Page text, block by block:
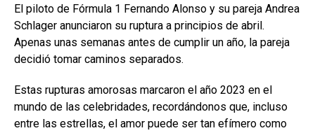
El piloto de Fórmula 1 Fernando Alonso y su pareja Andrea
Schlager anunciaron su ruptura a principios de abril.
Apenas unas semanas antes de cumplir un año, la pareja
decidió tomar caminos separados.
Estas rupturas amorosas marcaron el año 2023 en el
mundo de las celebridades, recordándonos que, incluso
entre las estrellas, el amor puede ser tan efímero como